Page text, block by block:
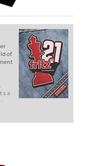
of
a
or